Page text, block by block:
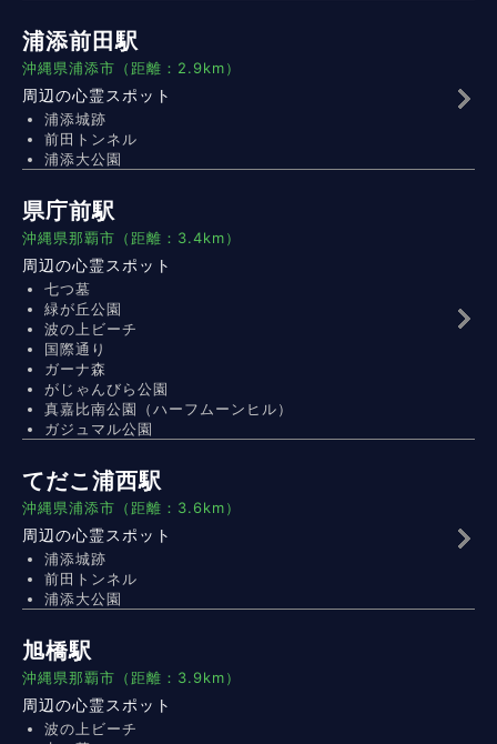
浦添前田駅
沖縄県浦添市（距離：2.9km）
周辺の心霊スポット
浦添城跡
前田トンネル
浦添大公園
県庁前駅
沖縄県那覇市（距離：3.4km）
周辺の心霊スポット
七つ墓
緑が丘公園
波の上ビーチ
国際通り
ガーナ森
がじゃんびら公園
真嘉比南公園（ハーフムーンヒル）
ガジュマル公園
てだこ浦西駅
沖縄県浦添市（距離：3.6km）
周辺の心霊スポット
浦添城跡
前田トンネル
浦添大公園
旭橋駅
沖縄県那覇市（距離：3.9km）
周辺の心霊スポット
波の上ビーチ